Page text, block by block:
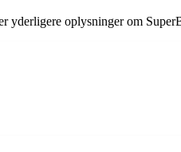
oplysninger om